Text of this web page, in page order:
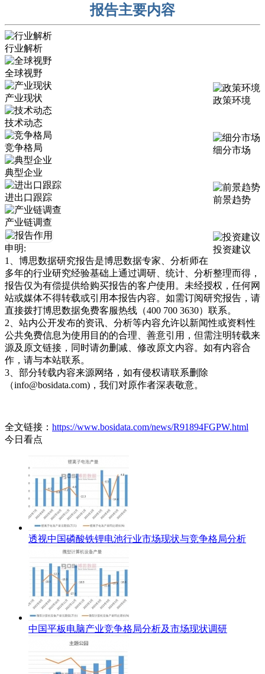
报告主要内容
行业解析
全球视野
政策环境
产业现状
技术动态
细分市场
竞争格局
典型企业
前景趋势
进出口跟踪
产业链调查
投资建议
申明:
1、博思数据研究报告是博思数据专家、分析师在
多年的行业研究经验基础上通过调研、统计、分析整理而得，
报告仅为有偿提供给购买报告的客户使用。未经授权，任何网
站或媒体不得转载或引用本报告内容。如需订阅研究报告，请
直接拨打博思数据免费客服热线（400 700 3630）联系。
2、站内公开发布的资讯、分析等内容允许以新闻性或资料性
公共免费信息为使用目的的合理、善意引用，但需注明转载来
源及原文链接，同时请勿删减、修改原文内容。如有内容合
作，请与本站联系。
3、部分转载内容来源网络，如有侵权请联系删除
（info@bosidata.com)，我们对原作者深表敬意。
全文链接： https://www.bosidata.com/news/R91894FGPW.html
今日看点
透视中国磷酸铁锂电池行业市场现状与竞争格局分析
中国平板电脑产业竞争格局分析及市场现状调研